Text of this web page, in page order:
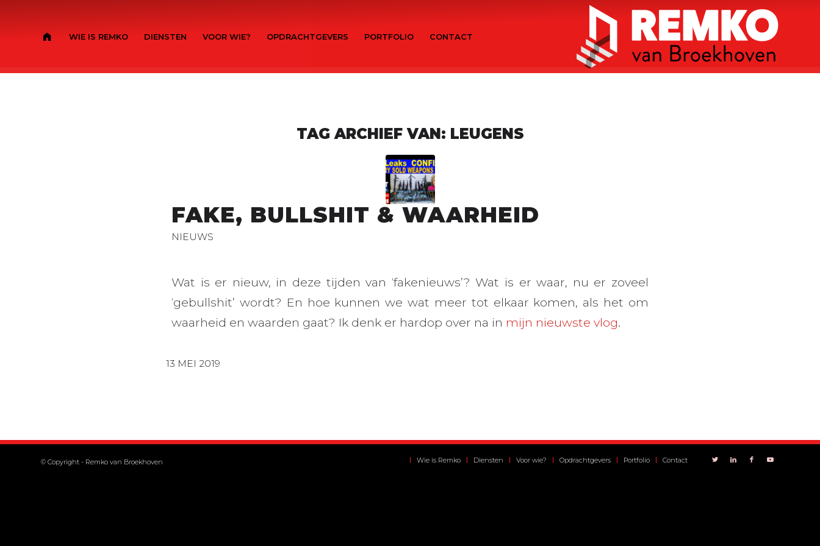
WIE IS REMKO DIENSTEN VOOR WIE? OPDRACHTGEVERS PORTFOLIO CONTACT
TAG ARCHIEF VAN: LEUGENS
FAKE, BULLSHIT & WAARHEID
NIEUWS
Wat is er nieuw, in deze tijden van ‘fakenieuws’? Wat is er waar, nu er zoveel
‘gebullshit’ wordt? En hoe kunnen we wat meer tot elkaar komen, als het om
waarheid en waarden gaat? Ik denk er hardop over na in mijn nieuwste vlog.
13 MEI 2019
© Copyright - Remko van Broekhoven Wie is Remko Diensten Voor wie? Opdrachtgevers Portfolio Contact